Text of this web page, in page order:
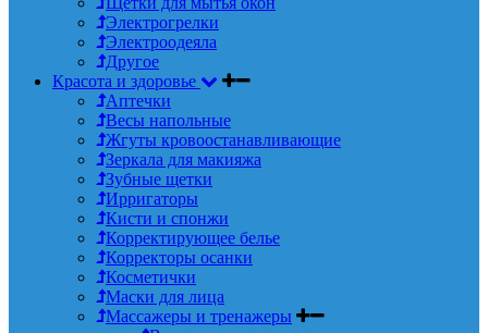
Электрогрелки
Электроодеяла
Другое
Красота и здоровье
Аптечки
Весы напольные
Жгуты кровоостанавливающие
Зеркала для макияжа
Зубные щетки
Ирригаторы
Кисти и спонжи
Корректирующее белье
Корректоры осанки
Косметички
Маски для лица
Массажеры и тренажеры